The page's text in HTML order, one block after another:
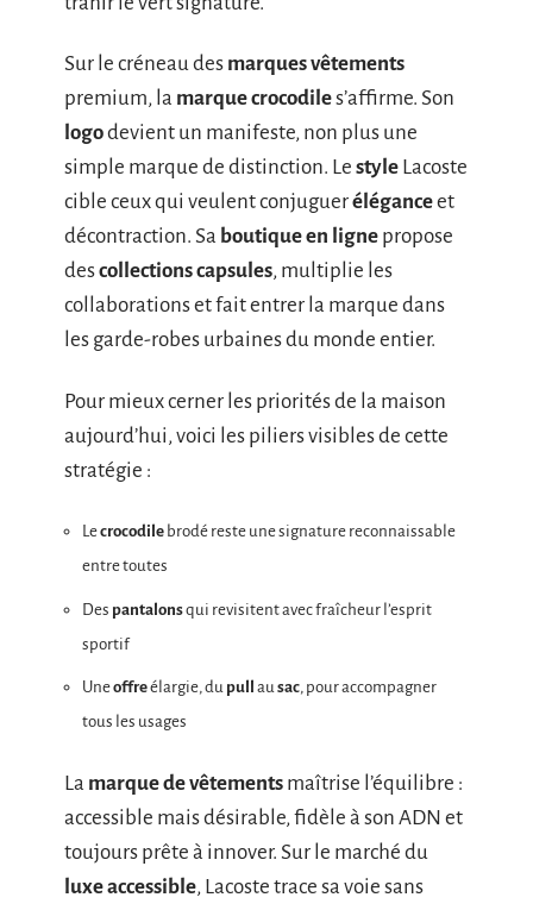
Sur le créneau des marques vêtements
premium, la marque crocodiles’affirme. Son
logodevient un manifeste, non plus une
simple marque de distinction. Le style Lacoste
cible ceux qui veulent conjugueréléganceet
décontraction. Sa boutique en ligne propose
descollections capsules, multiplie les
collaborations et fait entrer la marque dans
les garde-robes urbaines du monde entier.
Pour mieux cerner les priorités de la maison
aujourd’hui, voici les piliers visibles de cette
stratégie :
Lecrocodile brodé reste une signature reconnaissable
entre toutes
Des pantalonsqui revisitent avec fraîcheur l’esprit
sportif
Uneoffreélargie, du pull ausac, pour accompagner
tous les usages
La marque de vêtements maîtrise l’équilibre :
accessible mais désirable, fidèle à son ADN et
toujours prête à innover. Sur le marché du
luxe accessible, Lacoste trace sa voie sans